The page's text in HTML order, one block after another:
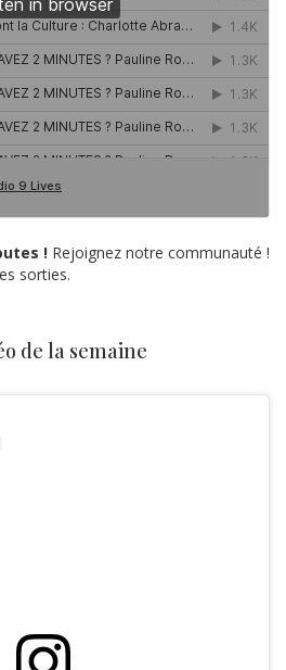
! Rejoignez notre communauté !
sorties.
de la semaine